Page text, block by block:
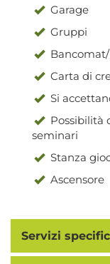
Garage
Gruppi
Carta di
Si
Possibilità
seminari
Stanza
Ascensore
Servizi